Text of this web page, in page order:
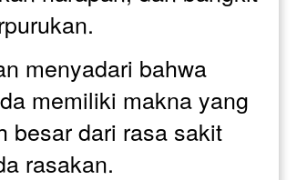
menyadari bahwa
memiliki makna yang
besar dari rasa sakit
rasakan.